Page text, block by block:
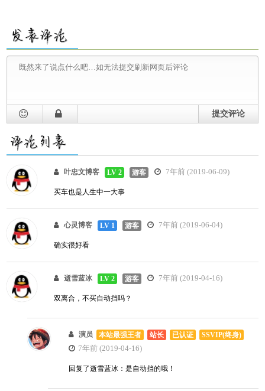
提交评论
叶忠文博客 LV 2 游客 7年前 (2019-06-09)
买车也是人生中一大事
心灵博客 LV 1 游客 7年前 (2019-06-04)
确实很好看
逝雪蓝冰 LV 2 游客 7年前 (2019-04-16)
双离合，不买自动挡吗？
演员 本站最强王者 站长 已认证 SSVIP(终身)
7年前 (2019-04-16)
回复了逝雪蓝冰：是自动挡的哦！